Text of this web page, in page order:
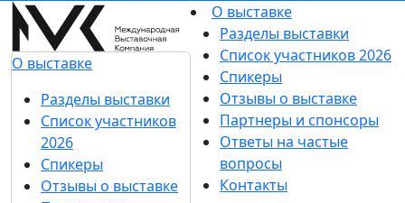
О выставке
Разделы выставки
Список участников
2026
Спикеры
Отзывы о выставке
О выставке
Разделы выставки
Список участников 2026
Спикеры
Отзывы о выставке
Партнеры и спонсоры
Ответы на частые
вопросы
Контакты